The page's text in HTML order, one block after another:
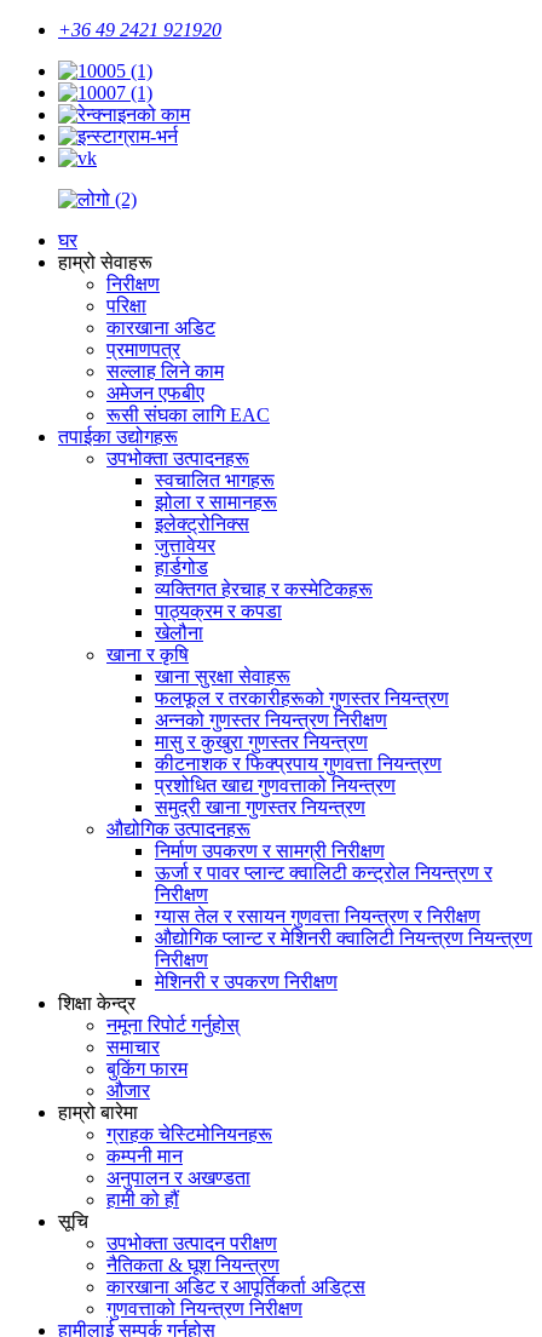
+36 49 2421 921920
घर
हाम्रो सेवाहरू
निरीक्षण
परिक्षा
कारखाना अडिट
प्रमाणपत्र
सल्लाह लिने काम
अमेजन एफबीए
रूसी संघका लागि EAC
तपाईका उद्योगहरू
उपभोक्ता उत्पादनहरू
स्वचालित भागहरू
झोला र सामानहरू
इलेक्ट्रोनिक्स
जुत्तावेयर
हार्डगोड
व्यक्तिगत हेरचाह र कस्मेटिकहरू
पाठ्यक्रम र कपडा
खेलौना
खाना र कृषि
खाना सुरक्षा सेवाहरू
फलफूल र तरकारीहरूको गुणस्तर नियन्त्रण
अन्नको गुणस्तर नियन्त्रण निरीक्षण
मासु र कुखुरा गुणस्तर नियन्त्रण
कीटनाशक र फिक्प्रपाय गुणवत्ता नियन्त्रण
प्रशोधित खाद्य गुणवत्ताको नियन्त्रण
समुद्री खाना गुणस्तर नियन्त्रण
औद्योगिक उत्पादनहरू
निर्माण उपकरण र सामग्री निरीक्षण
ऊर्जा र पावर प्लान्ट क्वालिटी कन्ट्रोल नियन्त्रण र
निरीक्षण
ग्यास तेल र रसायन गुणवत्ता नियन्त्रण र निरीक्षण
औद्योगिक प्लान्ट र मेशिनरी क्वालिटी नियन्त्रण नियन्त्रण
निरीक्षण
मेशिनरी र उपकरण निरीक्षण
शिक्षा केन्द्र
नमूना रिपोर्ट गर्नुहोस्
समाचार
बुकिंग फारम
औजार
हाम्रो बारेमा
ग्राहक चेस्टिमोनियनहरू
कम्पनी मान
अनुपालन र अखण्डता
हामी को हौं
सूचि
उपभोक्ता उत्पादन परीक्षण
नैतिकता & घूश नियन्त्रण
कारखाना अडिट र आपूर्तिकर्ता अडिट्स
गुणवत्ताको नियन्त्रण निरीक्षण
हामीलाई सम्पर्क गर्नुहोस